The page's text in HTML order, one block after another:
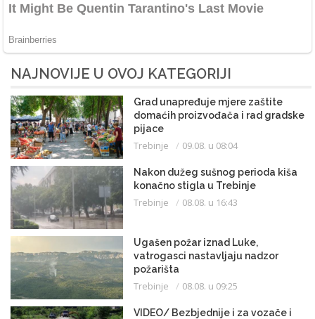
NAJNOVIJE U OVOJ KATEGORIJI
Grad unapređuje mjere zaštite
domaćih proizvođača i rad gradske
pijace
Trebinje 09.08. u 08:04
Nakon dužeg sušnog perioda kiša
konačno stigla u Trebinje
Trebinje 08.08. u 16:43
Ugašen požar iznad Luke,
vatrogasci nastavljaju nadzor
požarišta
Trebinje 08.08. u 09:25
VIDEO/ Bezbjednije i za vozače i